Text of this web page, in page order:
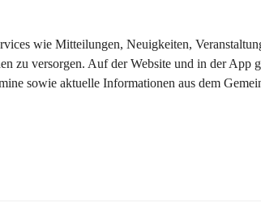
wie Mitteilungen, Neuigkeiten,
zu versorgen. Auf der Website und in der App
sowie aktuelle Informationen aus dem